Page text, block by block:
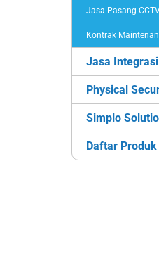
Jasa Pasang
Kontrak
Jasa
Physical
Simplo
Daftar Produk